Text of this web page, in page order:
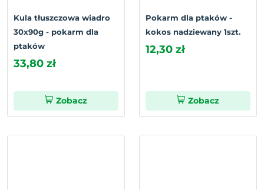
Kula tłuszczowa wiadro
30x90g - pokarm dla
ptaków
33,80 zł
Zobacz
Pokarm dla ptaków -
kokos nadziewany 1szt.
12,30 zł
Zobacz